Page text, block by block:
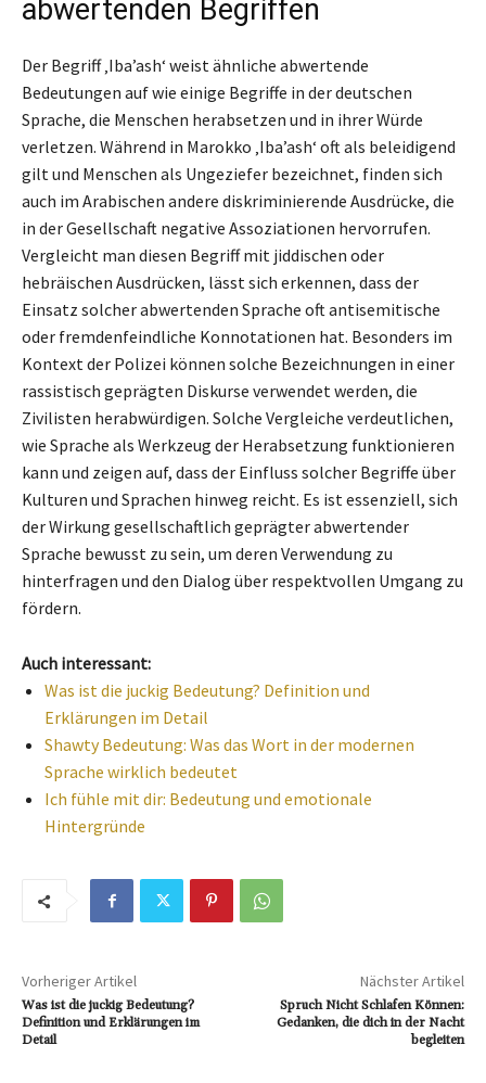
abwertenden Begriffen
Der Begriff ‚Iba’ash‘ weist ähnliche abwertende
Bedeutungen auf wie einige Begriffe in der deutschen
Sprache, die Menschen herabsetzen und in ihrer Würde
verletzen. Während in Marokko ‚Iba’ash‘ oft als beleidigend
gilt und Menschen als Ungeziefer bezeichnet, finden sich
auch im Arabischen andere diskriminierende Ausdrücke, die
in der Gesellschaft negative Assoziationen hervorrufen.
Vergleicht man diesen Begriff mit jiddischen oder
hebräischen Ausdrücken, lässt sich erkennen, dass der
Einsatz solcher abwertenden Sprache oft antisemitische
oder fremdenfeindliche Konnotationen hat. Besonders im
Kontext der Polizei können solche Bezeichnungen in einer
rassistisch geprägten Diskurse verwendet werden, die
Zivilisten herabwürdigen. Solche Vergleiche verdeutlichen,
wie Sprache als Werkzeug der Herabsetzung funktionieren
kann und zeigen auf, dass der Einfluss solcher Begriffe über
Kulturen und Sprachen hinweg reicht. Es ist essenziell, sich
der Wirkung gesellschaftlich geprägter abwertender
Sprache bewusst zu sein, um deren Verwendung zu
hinterfragen und den Dialog über respektvollen Umgang zu
fördern.
Auch interessant:
Was ist die juckig Bedeutung? Definition und
Erklärungen im Detail
Shawty Bedeutung: Was das Wort in der modernen
Sprache wirklich bedeutet
Ich fühle mit dir: Bedeutung und emotionale
Hintergründe
Vorheriger Artikel
Was ist die juckig Bedeutung?
Definition und Erklärungen im
Detail
Nächster Artikel
Spruch Nicht Schlafen Können:
Gedanken, die dich in der Nacht
begleiten